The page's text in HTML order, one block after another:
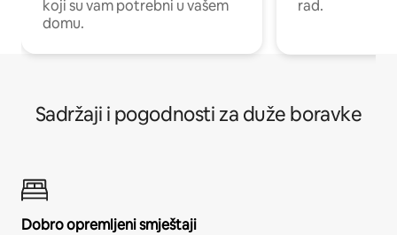
koji su vam potrebni u vašem
domu.
rad.
Sadržaji i pogodnosti za duže boravke
Dobro opremljeni smještaji